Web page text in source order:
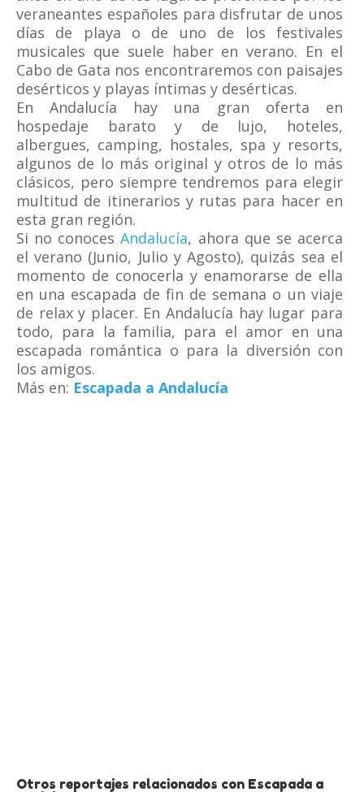
veraneantes españoles para disfrutar de unos
días de playa o de uno de los festivales
musicales que suele haber en verano. En el
Cabo de Gata nos encontraremos con paisajes
desérticos y playas íntimas y desérticas.
En Andalucía hay una gran oferta en
hospedaje barato y de lujo, hoteles,
albergues, camping, hostales, spa y resorts,
algunos de lo más original y otros de lo más
clásicos, pero siempre tendremos para elegir
multitud de itinerarios y rutas para hacer en
esta gran región.
Si no conocesAndalucía, ahora que se acerca
el verano (Junio, Julio y Agosto), quizás sea el
momento de conocerla y enamorarse de ella
en una escapada de fin de semana o un viaje
de relax y placer. En Andalucía hay lugar para
todo, para la familia, para el amor en una
escapada romántica o para la diversión con
los amigos.
Más en: Escapada a Andalucía
Otros reportajes relacionados con Escapada a